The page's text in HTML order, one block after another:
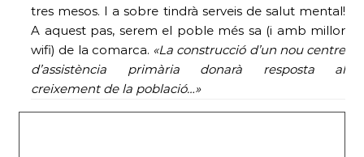
tres mesos. I a sobre tindrà serveis de salut mental!
A aquest pas, serem el poble més sa (i amb millor
wifi) de la comarca. «La construcció d’un nou centre
d’assistència primària donarà resposta al
creixement de la població…»